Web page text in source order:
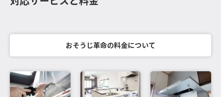
おそうじ革命の料金について